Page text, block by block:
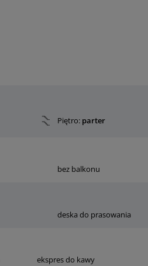
Piętro: parter
bez balkonu
deska do prasowania
ekspres do kawy